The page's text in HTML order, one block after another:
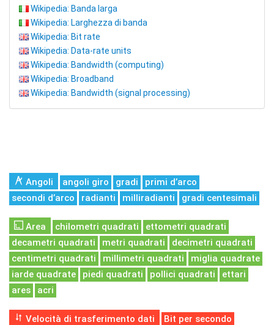
Wikipedia: Banda larga
Wikipedia: Larghezza di banda
Wikipedia: Bit rate
Wikipedia: Data-rate units
Wikipedia: Bandwidth (computing)
Wikipedia: Broadband
Wikipedia: Bandwidth (signal processing)
Angoli angoli giro gradi
primi d’arco
secondi d’arco
radianti milliradianti gradi centesimali
Area chilometri quadrati
ettometri quadrati
decametri quadrati
metri quadrati
decimetri quadrati
centimetri quadrati
millimetri quadrati
miglia quadrate
iarde quadrate
piedi quadrati pollici quadrati
ettari
ares
acri
Velocità di trasferimento dati
Bit per secondo